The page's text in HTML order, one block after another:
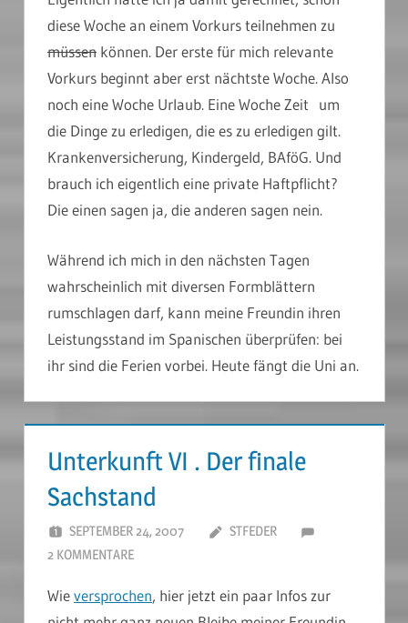
diese Woche an einem Vorkurs teilnehmen zu
müssen können. Der erste für mich relevante
Vorkurs beginnt aber erst nächtste Woche. Also
noch eine Woche Urlaub. Eine Woche Zeit um
die Dinge zu erledigen, die es zu erledigen gilt.
Krankenversicherung, Kindergeld, BAföG. Und
brauch ich eigentlich eine private Haftpflicht?
Die einen sagen ja, die anderen sagen nein.
Während ich mich in den nächsten Tagen
wahrscheinlich mit diversen Formblättern
rumschlagen darf, kann meine Freundin ihren
Leistungsstand im Spanischen überprüfen: bei
ihr sind die Ferien vorbei. Heute fängt die Uni an.
Unterkunft VI . Der finale
Sachstand
SEPTEMBER 24, 2007
STFEDER
2 KOMMENTARE
Wieversprochen, hier jetzt ein paar Infos zur